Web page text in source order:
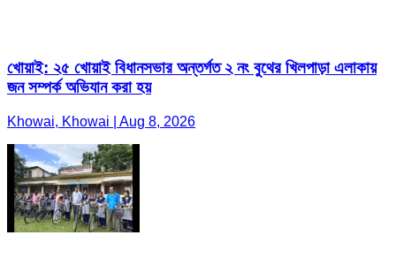
খোয়াই: ২৫ খোয়াই বিধানসভার অন্তর্গত ২ নং বুথের খিলপাড়া এলাকায়
জন সম্পর্ক অভিযান করা হয়
Khowai, Khowai | Aug 8, 2026